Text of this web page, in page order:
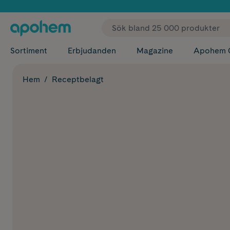
✓ Fri
Sortiment Erbjudanden Magazine Apohem
Hem Receptbelagt